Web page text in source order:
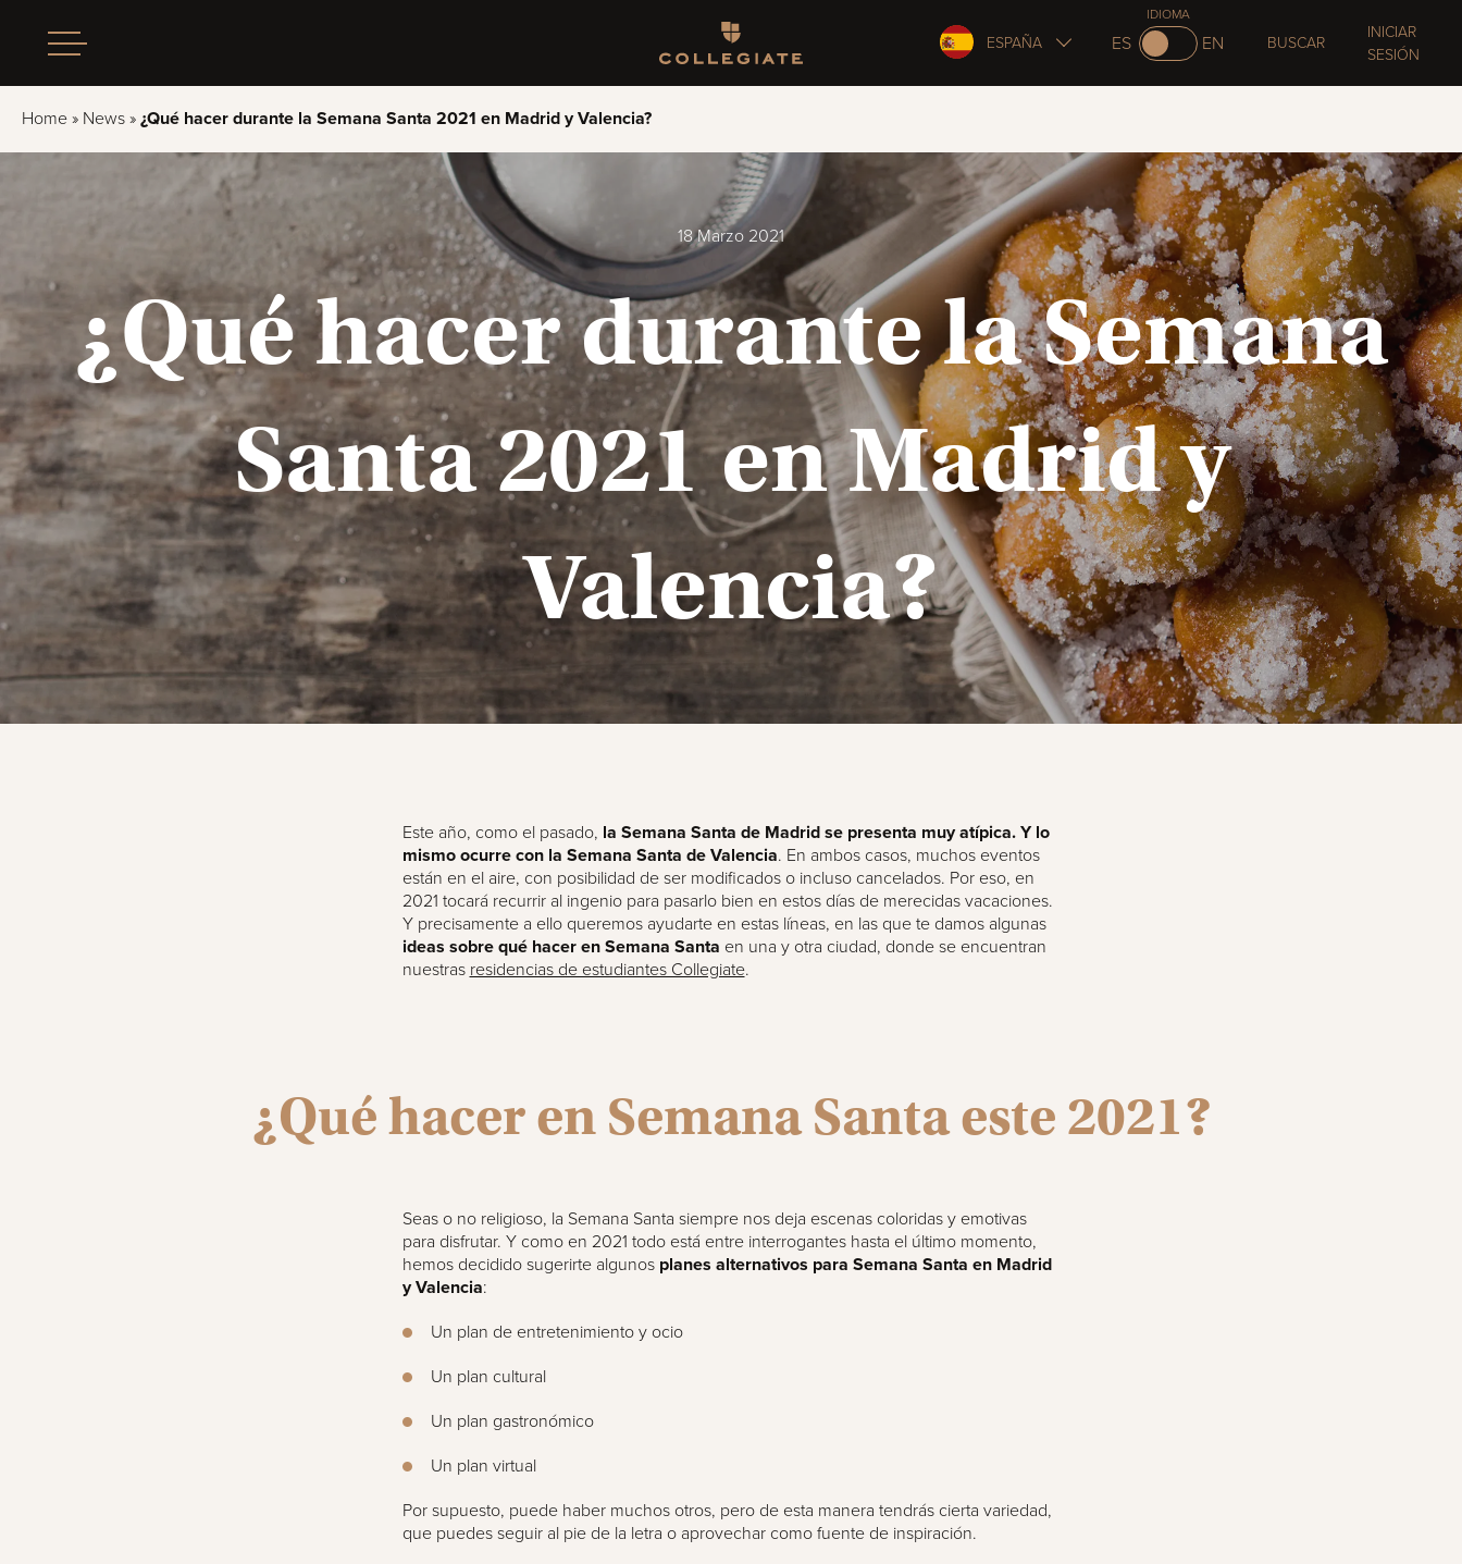
Homepage ESPAÑA ES
IDIOMA
EN BUSCAR
INICIAR
SESIÓN
Home » News » ¿Qué hacer durante la Semana Santa 2021 en Madrid y Valencia?
18 Marzo 2021
¿Qué hacer durante la Semana
Santa 2021 en Madrid y
Valencia?
Este año, como el pasado, la Semana Santa de Madrid se presenta muy atípica. Y lo
mismo ocurre con la Semana Santa de Valencia. En ambos casos, muchos eventos
están en el aire, con posibilidad de ser modificados o incluso cancelados. Por eso, en
2021 tocará recurrir al ingenio para pasarlo bien en estos días de merecidas vacaciones.
Y precisamente a ello queremos ayudarte en estas líneas, en las que te damos algunas
ideas sobre qué hacer en Semana Santa en una y otra ciudad, donde se encuentran
nuestras residencias de estudiantes Collegiate.
¿Qué hacer en Semana Santa este 2021?
Seas o no religioso, la Semana Santa siempre nos deja escenas coloridas y emotivas
para disfrutar. Y como en 2021 todo está entre interrogantes hasta el último momento,
hemos decidido sugerirte algunos planes alternativos para Semana Santa en Madrid
y Valencia:
Un plan de entretenimiento y ocio
Un plan cultural
Un plan gastronómico
Un plan virtual
Por supuesto, puede haber muchos otros, pero de esta manera tendrás cierta variedad,
que puedes seguir al pie de la letra o aprovechar como fuente de inspiración.